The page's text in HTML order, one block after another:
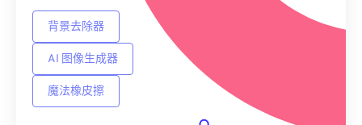
背景去除器
AI 图像生成器
魔法橡皮擦